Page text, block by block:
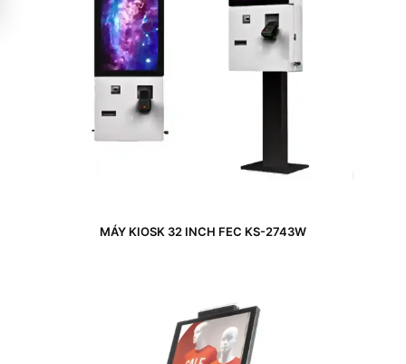
MÁY KIOSK 32 INCH FEC KS-2743W